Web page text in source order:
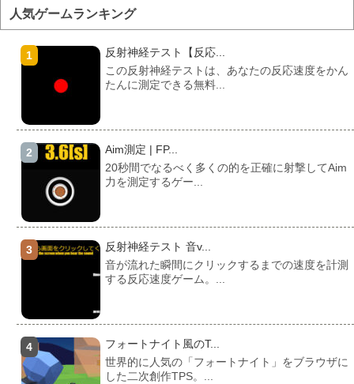
人気ゲームランキング
反射神経テスト【反応...
この反射神経テストは、あなたの反応速度をかん
たんに測定できる無料...
Aim測定 | FP...
20秒間でなるべく多くの的を正確に射撃してAim
力を測定するゲー...
反射神経テスト 音v...
音が流れた瞬間にクリックするまでの速度を計測
する反応速度ゲーム。...
フォートナイト風のT...
世界的に人気の「フォートナイト」をブラウザに
した二次創作TPS。...